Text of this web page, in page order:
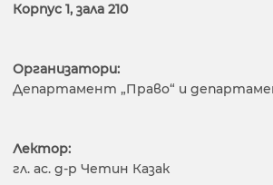
Корпус 1, зала 210
Организатори:
Департамент „Право“ и
Лектор:
гл. ас. д-р Четин Казак